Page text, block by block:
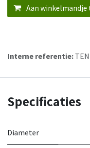
Aan winkelmandje
Interne referentie:
Specificaties
Diameter